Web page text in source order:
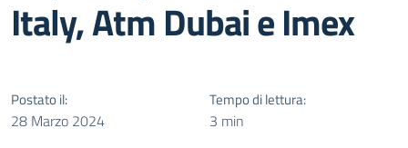
Italy, Atm Dubai e Imex
Postato il:
28 Marzo 2024
Tempo di lettura:
3 min